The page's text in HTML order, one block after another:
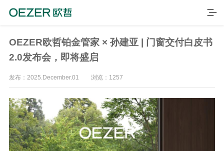
OEZER欧哲铂金管家 × 孙建亚 | 门窗交付白皮书
2.0发布会，即将盛启
发布：2025.December.01 浏览：1257